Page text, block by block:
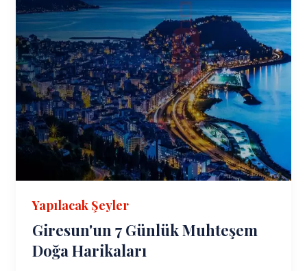
Yapılacak Şeyler
Giresun'un 7 Günlük Muhteşem
Doğa Harikaları